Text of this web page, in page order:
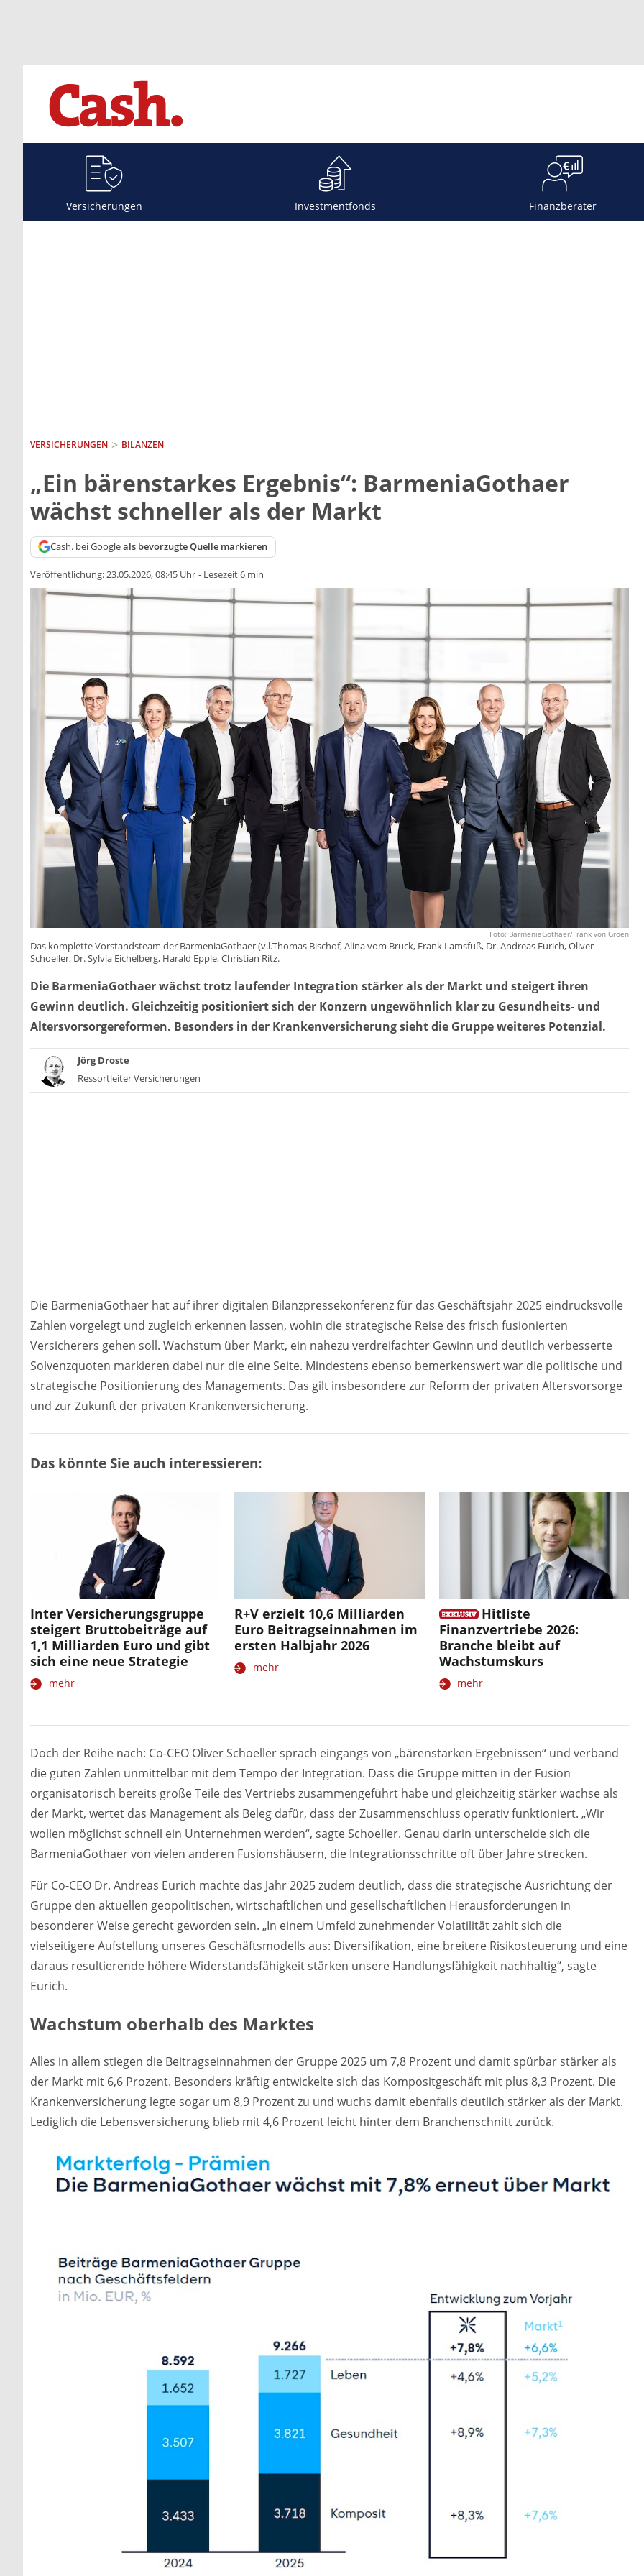
Versicherungen Investmentfonds Finanzberater
VERSICHERUNGEN BILANZEN
„Ein bärenstarkes Ergebnis“: BarmeniaGothaer
wächst schneller als der Markt
Cash. bei Googleals bevorzugte Quelle markieren
Veröffentlichung:23.05.2026, 08:45 Uhr - Lesezeit 6 min
Foto: BarmeniaGothaer/Frank von Groen
Das komplette Vorstandsteam der BarmeniaGothaer (v.l.Thomas Bischof, Alina vom Bruck, Frank Lamsfuß, Dr. Andreas Eurich, Oliver
Schoeller, Dr. Sylvia Eichelberg, Harald Epple, Christian Ritz.
Die BarmeniaGothaer wächst trotz laufender Integration stärker als der Markt und steigert ihren
Gewinn deutlich. Gleichzeitig positioniert sich der Konzern ungewöhnlich klar zu Gesundheits- und
Altersvorsorgereformen. Besonders in der Krankenversicherung sieht die Gruppe weiteres Potenzial.
Jörg Droste
Ressortleiter Versicherungen
Die BarmeniaGothaer hat auf ihrer digitalen Bilanzpressekonferenz für das Geschäftsjahr 2025 eindrucksvolle
Zahlen vorgelegt und zugleich erkennen lassen, wohin die strategische Reise des frisch fusionierten
Versicherers gehen soll. Wachstum über Markt, ein nahezu verdreifachter Gewinn und deutlich verbesserte
Solvenzquoten markieren dabei nur die eine Seite. Mindestens ebenso bemerkenswert war die politische und
strategische Positionierung des Managements. Das gilt insbesondere zur Reform der privaten Altersvorsorge
und zur Zukunft der privaten Krankenversicherung.
Das könnte Sie auch interessieren:
Inter Versicherungsgruppe
steigert Bruttobeiträge auf
1,1 Milliarden Euro und gibt
sich eine neue Strategie
mehr
R+V erzielt 10,6 Milliarden
Euro Beitragseinnahmen im
ersten Halbjahr 2026
mehr
Hitliste
Finanzvertriebe 2026:
Branche bleibt auf
Wachstumskurs
mehr
Doch der Reihe nach: Co-CEO Oliver Schoeller sprach eingangs von „bärenstarken Ergebnissen“ und verband
die guten Zahlen unmittelbar mit dem Tempo der Integration. Dass die Gruppe mitten in der Fusion
organisatorisch bereits große Teile des Vertriebs zusammengeführt habe und gleichzeitig stärker wachse als
der Markt, wertet das Management als Beleg dafür, dass der Zusammenschluss operativ funktioniert. „Wir
wollen möglichst schnell ein Unternehmen werden“, sagte Schoeller. Genau darin unterscheide sich die
BarmeniaGothaer von vielen anderen Fusionshäusern, die Integrationsschritte oft über Jahre strecken.
Für Co-CEO Dr. Andreas Eurich machte das Jahr 2025 zudem deutlich, dass die strategische Ausrichtung der
Gruppe den aktuellen geopolitischen, wirtschaftlichen und gesellschaftlichen Herausforderungen in
besonderer Weise gerecht geworden sein. „In einem Umfeld zunehmender Volatilität zahlt sich die
vielseitigere Aufstellung unseres Geschäftsmodells aus: Diversifikation, eine breitere Risikosteuerung und eine
daraus resultierende höhere Widerstandsfähigkeit stärken unsere Handlungsfähigkeit nachhaltig“, sagte
Eurich.
Wachstum oberhalb des Marktes
Alles in allem stiegen die Beitragseinnahmen der Gruppe 2025 um 7,8 Prozent und damit spürbar stärker als
der Markt mit 6,6 Prozent. Besonders kräftig entwickelte sich das Kompositgeschäft mit plus 8,3 Prozent. Die
Krankenversicherung legte sogar um 8,9 Prozent zu und wuchs damit ebenfalls deutlich stärker als der Markt.
Lediglich die Lebensversicherung blieb mit 4,6 Prozent leicht hinter dem Branchenschnitt zurück.